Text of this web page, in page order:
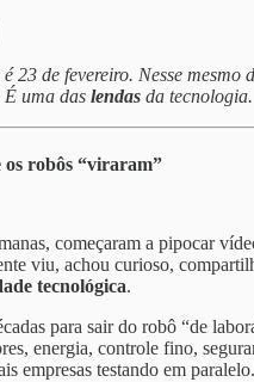
23 de fevereiro. Nesse mesmo
É uma das lendas da tecnologia.
os robôs “viraram”
começaram a pipocar
viu, achou curioso,
tecnológica.
para sair do robô “de
energia, controle fino,
empresas testando em